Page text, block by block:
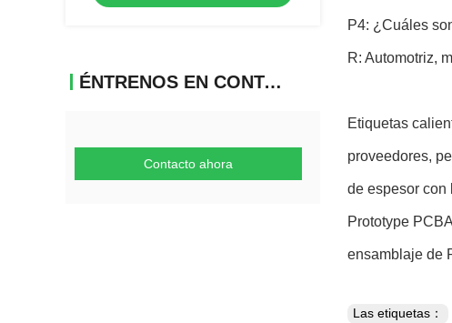
ÉNTRENOS EN CONTACTO CON
Contacto ahora
P4: ¿Cuáles
R: Automotriz,
Etiquetas
proveedores,
de espesor con
Prototype
ensamblaje de
Las etiquetas：